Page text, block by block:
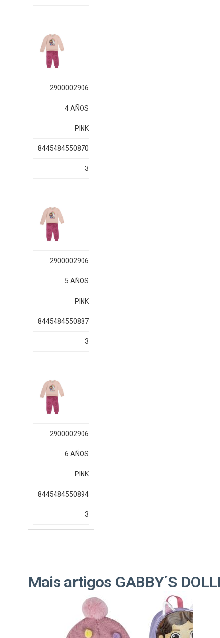
2900002906
4 AÑOS
PINK
8445484550870
3
2900002906
5 AÑOS
PINK
8445484550887
3
2900002906
6 AÑOS
PINK
8445484550894
3
Mais artigos GABBY´S